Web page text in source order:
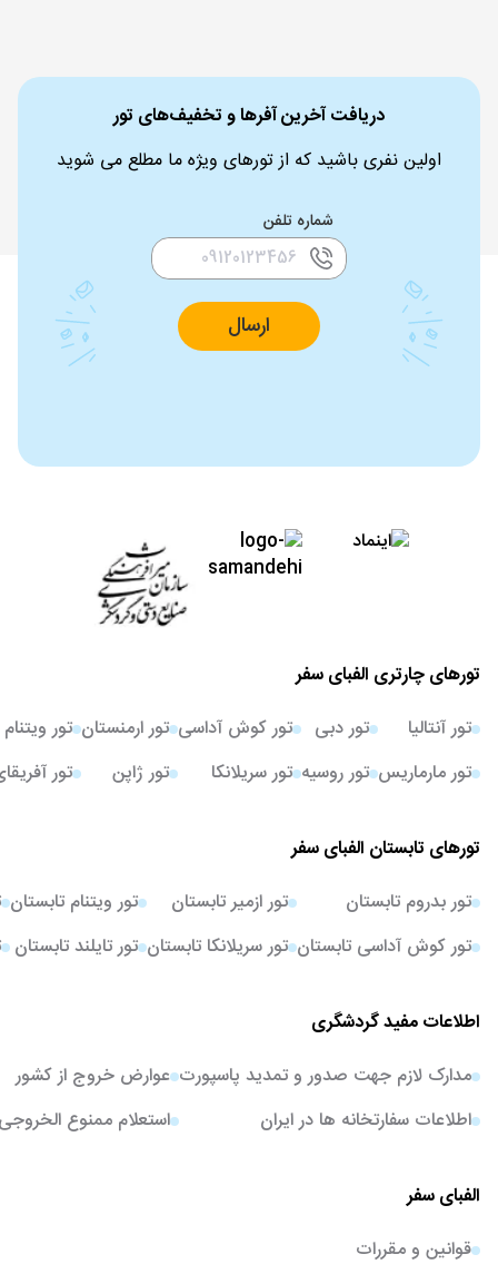
دریافت آخرین آفرها و تخفیف‌های تور
اولین نفری باشید که از تورهای ویژه ما مطلع می شوید
شماره تلفن
ارسال
تورهای چارتری الفبای سفر
تور آنتالیا
تور مارماریس
تور دبی
تور روسیه
تور کوش آداسی
تور سریلانکا
تور ارمنستان
تور ژاپن
تور ویتنام
تور
تورهای تابستان الفبای سفر
تور بدروم تابستان
تور کوش آداسی تابستان
تور ازمیر تابستان
تور سریلانکا تابستان
تور ویتنام تابستان
تور تایلند تابستان
اطلاعات مفید گردشگری
مدارک لازم جهت صدور و تمدید پاسپورت
اطلاعات سفارتخانه ها در ایران
عوارض خروج از کشور
استعلام ممنوع
الفبای سفر
قوانین و مقررات